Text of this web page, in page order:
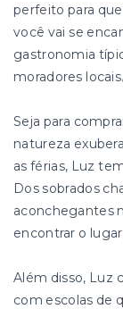
perfeito para
você vai se
gastronomia
moradores locais.
Seja para
natureza
as férias, Luz
Dos sobrados
aconchegantes
encontrar o
Além disso, Luz
com escolas de